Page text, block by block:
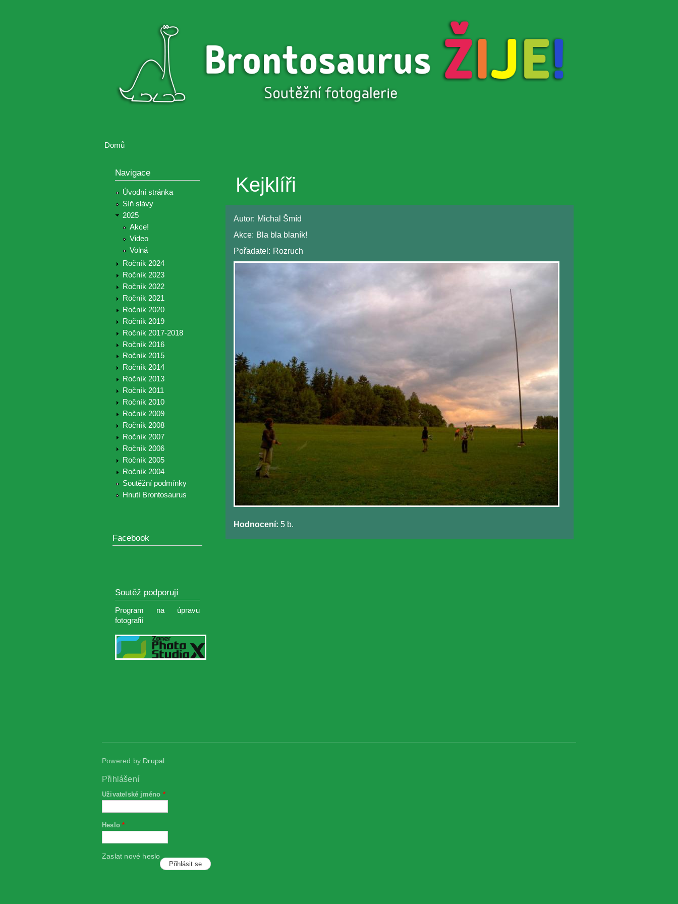
Brontosaurus
Brontosaurus
Domů
Navigace
Úvodní stránka
Síň slávy
2025
Akce!
Video
Volná
Ročník 2024
Ročník 2023
Ročník 2022
Ročník 2021
Ročník 2020
Ročník 2019
Ročník 2017-2018
Ročník 2016
Ročník 2015
Ročník 2014
Ročník 2013
Ročník 2011
Ročník 2010
Ročník 2009
Ročník 2008
Ročník 2007
Ročník 2006
Ročník 2005
Ročník 2004
Soutěžní podmínky
Hnutí Brontosaurus
Facebook
Soutěž podporují
Program na úpravu
fotografií
Kejklíři
Autor: Michal Šmíd
Akce: Bla bla blaník!
Pořadatel: Rozruch
Hodnocení: 5 b.
Powered by Drupal
Přihlášení
Uživatelské jméno *
Heslo*
Zaslat nové heslo